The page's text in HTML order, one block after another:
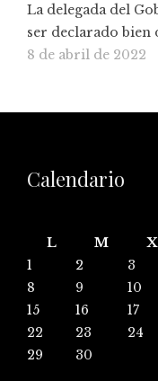
La delegada del
ser declarado bien
8 de abril de 2022
Calendario
L
M X
1
2 3
8
9 10
15
16 17
22
23 24
29
30